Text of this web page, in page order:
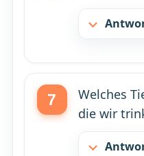
Welches
die wir